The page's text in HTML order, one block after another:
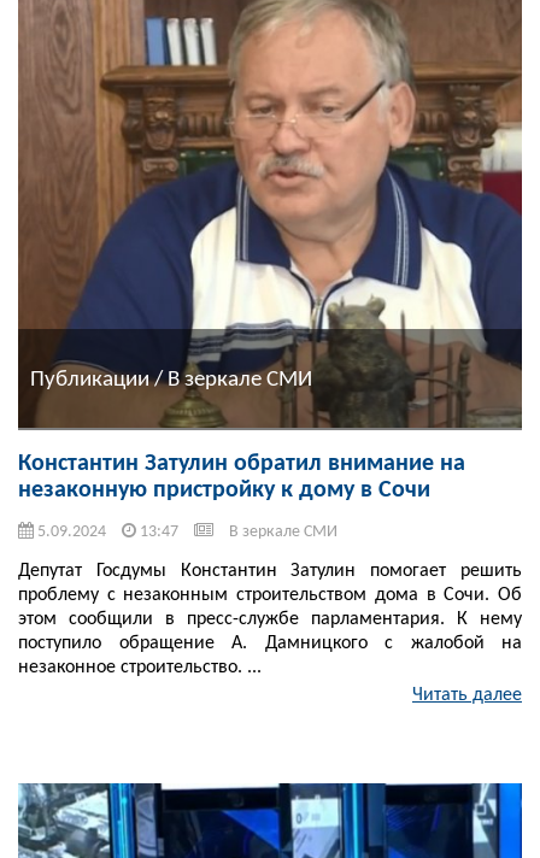
Публикации / В зеркале СМИ
Константин Затулин обратил внимание на
незаконную пристройку к дому в Сочи
5.09.2024 13:47 В зеркале СМИ
Депутат Госдумы Константин Затулин помогает решить
проблему с незаконным строительством дома в Сочи. Об
этом сообщили в пресс-службе парламентария. К нему
поступило обращение А. Дамницкого с жалобой на
незаконное строительство. ...
Читать далее